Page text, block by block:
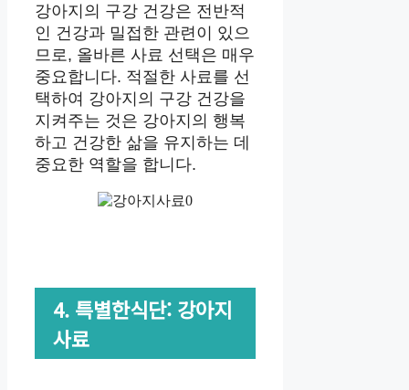
강아지의 구강 건강은 전반적
인 건강과 밀접한 관련이 있으
므로, 올바른 사료 선택은 매우
중요합니다. 적절한 사료를 선
택하여 강아지의 구강 건강을
지켜주는 것은 강아지의 행복
하고 건강한 삶을 유지하는 데
중요한 역할을 합니다.
4. 특별한식단: 강아지
사료